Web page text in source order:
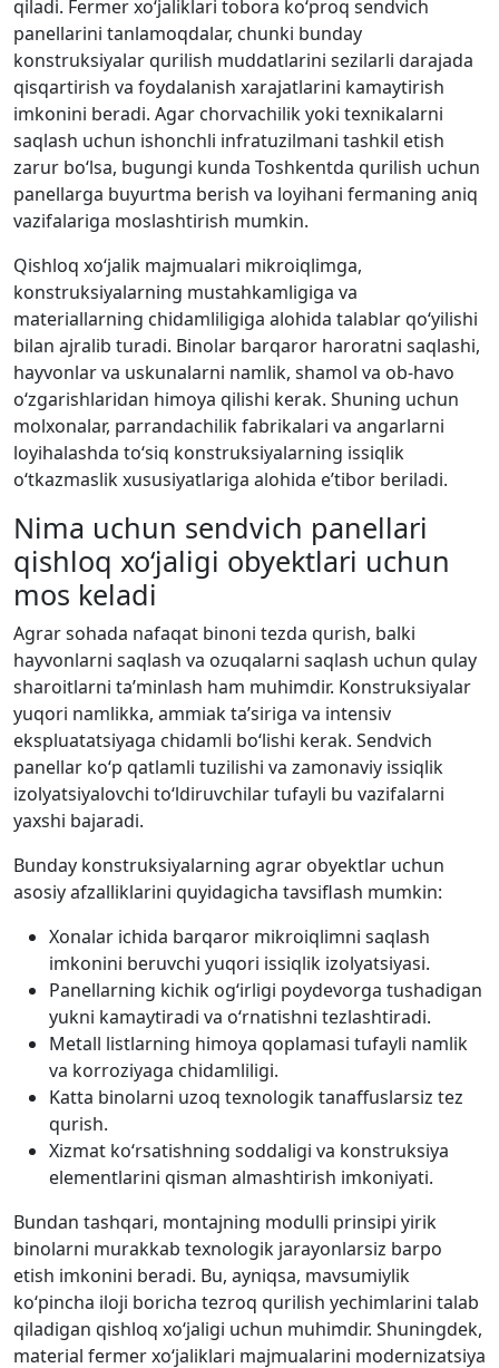
qiladi. Fermer xo‘jaliklari tobora ko‘proq sendvich
panellarini tanlamoqdalar, chunki bunday
konstruksiyalar qurilish muddatlarini sezilarli darajada
qisqartirish va foydalanish xarajatlarini kamaytirish
imkonini beradi. Agar chorvachilik yoki texnikalarni
saqlash uchun ishonchli infratuzilmani tashkil etish
zarur bo‘lsa, bugungi kunda Toshkentda qurilish uchun
panellarga buyurtma berish va loyihani fermaning aniq
vazifalariga moslashtirish mumkin.
Qishloq xo‘jalik majmualari mikroiqlimga,
konstruksiyalarning mustahkamligiga va
materiallarning chidamliligiga alohida talablar qo‘yilishi
bilan ajralib turadi. Binolar barqaror haroratni saqlashi,
hayvonlar va uskunalarni namlik, shamol va ob-havo
o‘zgarishlaridan himoya qilishi kerak. Shuning uchun
molxonalar, parrandachilik fabrikalari va angarlarni
loyihalashda to‘siq konstruksiyalarning issiqlik
o‘tkazmaslik xususiyatlariga alohida e’tibor beriladi.
Nima uchun sendvich panellari
qishloq xo‘jaligi obyektlari uchun
mos keladi
Agrar sohada nafaqat binoni tezda qurish, balki
hayvonlarni saqlash va ozuqalarni saqlash uchun qulay
sharoitlarni ta’minlash ham muhimdir. Konstruksiyalar
yuqori namlikka, ammiak ta’siriga va intensiv
ekspluatatsiyaga chidamli bo‘lishi kerak. Sendvich
panellar ko‘p qatlamli tuzilishi va zamonaviy issiqlik
izolyatsiyalovchi to‘ldiruvchilar tufayli bu vazifalarni
yaxshi bajaradi.
Bunday konstruksiyalarning agrar obyektlar uchun
asosiy afzalliklarini quyidagicha tavsiflash mumkin:
Xonalar ichida barqaror mikroiqlimni saqlash
imkonini beruvchi yuqori issiqlik izolyatsiyasi.
Panellarning kichik og‘irligi poydevorga tushadigan
yukni kamaytiradi va o‘rnatishni tezlashtiradi.
Metall listlarning himoya qoplamasi tufayli namlik
va korroziyaga chidamliligi.
Katta binolarni uzoq texnologik tanaffuslarsiz tez
qurish.
Xizmat ko‘rsatishning soddaligi va konstruksiya
elementlarini qisman almashtirish imkoniyati.
Bundan tashqari, montajning modulli prinsipi yirik
binolarni murakkab texnologik jarayonlarsiz barpo
etish imkonini beradi. Bu, ayniqsa, mavsumiylik
ko‘pincha iloji boricha tezroq qurilish yechimlarini talab
qiladigan qishloq xo‘jaligi uchun muhimdir. Shuningdek,
material fermer xo‘jaliklari majmualarini modernizatsiya